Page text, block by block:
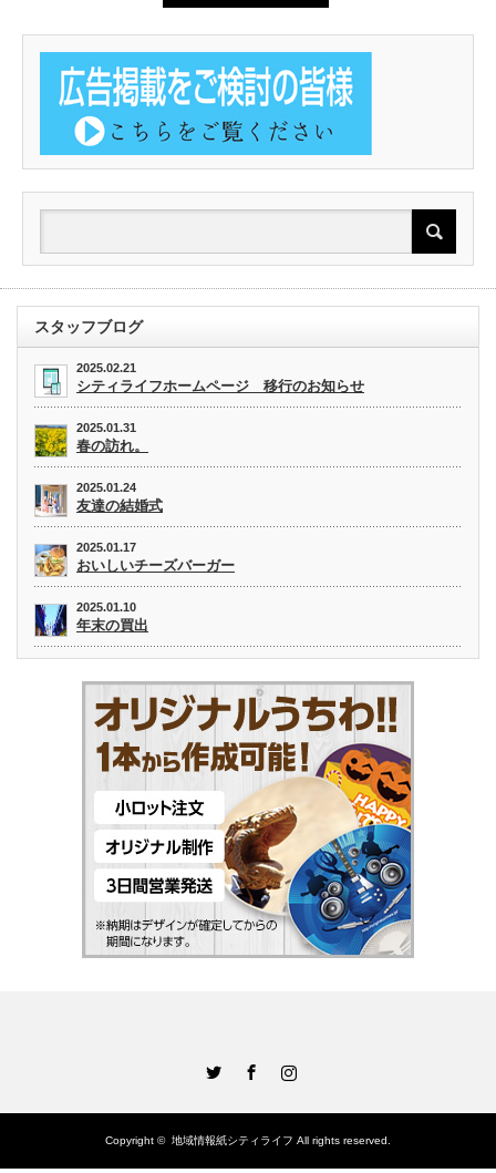
スタッフブログ
2025.02.21
シティライフホームページ 移行のお知らせ
2025.01.31
春の訪れ。
2025.01.24
友達の結婚式
2025.01.17
おいしいチーズバーガー
2025.01.10
年末の買出
Copyright © 地域情報紙シティライフ All rights reserved.